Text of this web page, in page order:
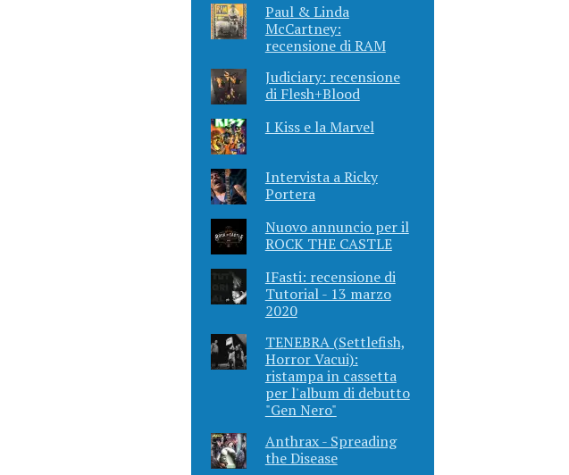
Paul & Linda
McCartney:
recensione di RAM
Judiciary: recensione
di Flesh+Blood
I Kiss e la Marvel
Intervista a Ricky
Portera
Nuovo annuncio per il
ROCK THE CASTLE
IFasti: recensione di
Tutorial - 13 marzo
2020
TENEBRA (Settlefish,
Horror Vacui):
ristampa in cassetta
per l'album di debutto
"Gen Nero"
Anthrax - Spreading
the Disease